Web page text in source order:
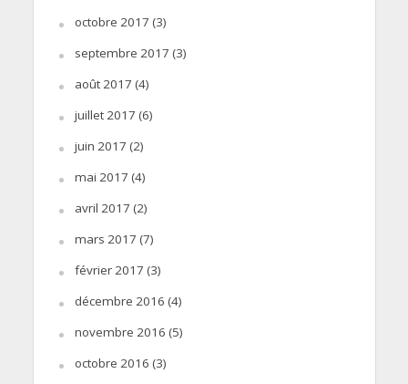
octobre 2017 (3)
septembre 2017 (3)
août 2017 (4)
juillet 2017 (6)
juin 2017 (2)
mai 2017 (4)
avril 2017 (2)
mars 2017 (7)
février 2017 (3)
décembre 2016 (4)
novembre 2016 (5)
octobre 2016 (3)